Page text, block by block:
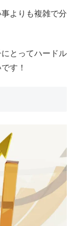
よりも複雑で分
とってハードル
す！